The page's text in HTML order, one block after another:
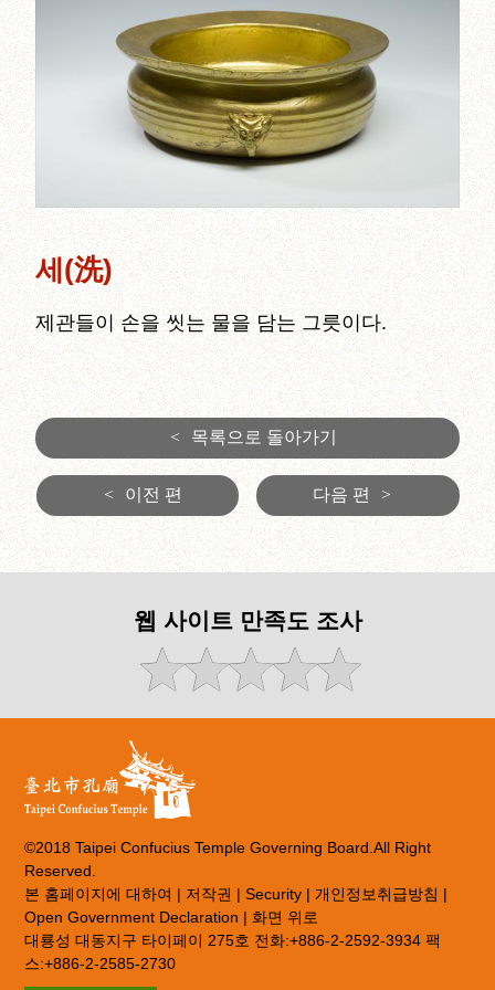
세(洗)
제관들이 손을 씻는 물을 담는 그릇이다.
< 목록으로 돌아가기
< 이전 편 다음 편 >
웹 사이트 만족도 조사
©2018 Taipei Confucius Temple Governing Board.All Right
Reserved.
본 홈페이지에 대하여 | 저작권 |Security |개인정보취급방침 |
Open Government Declaration |화면 위로
대룡성 대동지구 타이페이 275호 전화:+886-2-2592-3934 팩
스:+886-2-2585-2730